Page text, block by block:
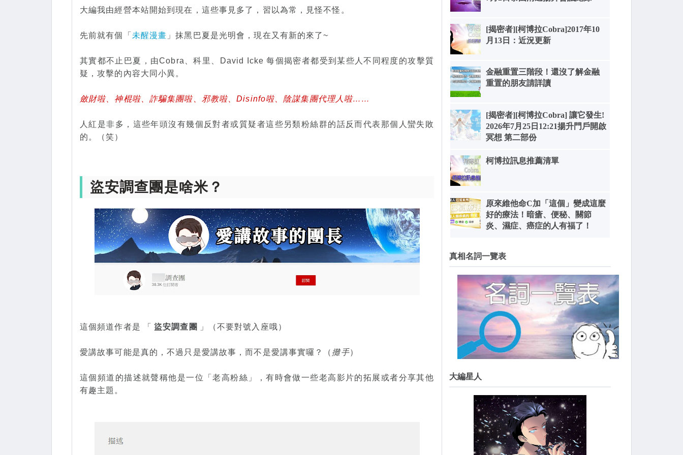
大編我由經營本站開始到現在，這些事見多了，習以為常，見怪不怪。
先前就有個「 未醒漫畫 」抹黑巴夏是光明會，現在又有新的來了~
其實都不止巴夏，由Cobra、科里、David Icke 每個揭密者都受到某些人不同程度的攻擊質
疑，攻擊的內容大同小異。
斂財啦、神棍啦、詐騙集團啦、邪教啦、Disinfo啦、陰謀集團代理人啦……
人紅是非多，這些年頭沒有幾個反對者或質疑者這些另類粉絲群的話反而代表那個人蠻失敗
的。（笑）
盜安調查團是啥米？
這個頻道作者是 「 盜安調查團 」（不要對號入座哦）
愛講故事可能是真的，不過只是愛講故事，而不是愛講事實囉？（ 攤手）
這個頻道的描述就聲稱他是一位「老高粉絲」，有時會做一些老高影片的拓展或者分享其他
有趣主題。
[揭密者][柯博拉Cobra]2017年10
月13日：近況更新
金融重置三階段！還沒了解金融
重置的朋友請詳讀
[揭密者][柯博拉Cobra] 讓它發生!
2026年7月25日12:21揚升門戶開啟
冥想 第二部份
柯博拉訊息推薦清單
原來維他命C加「這個」變成這麼
好的療法！暗瘡、便秘、關節
炎、濕症、癌症的人有福了！
真相名詞一覽表
大編星人